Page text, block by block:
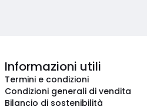
Informazioni utili
Termini e condizioni
Condizioni generali di vendita
Bilancio di sostenibilità